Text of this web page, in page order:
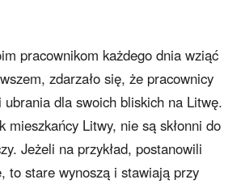
pracownikom każdego dnia wziąć
zdarzało się, że pracownicy
ubrania dla swoich bliskich na Litwę.
mieszkańcy Litwy, nie są skłonni do
Jeżeli na przykład, postanowili
to stare wynoszą i stawiają przy